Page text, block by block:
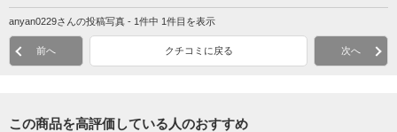
anyan0229さんの投稿写真 - 1件中 1件目を表示
前へ クチコミに戻る 次へ
この商品を高評価している人のおすすめ